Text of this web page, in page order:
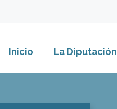
Inicio La Diputación